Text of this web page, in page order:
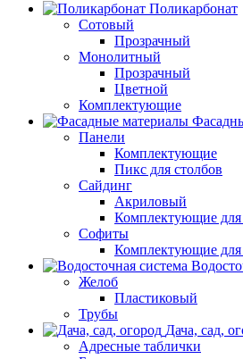
Поликарбонат
Сотовый
Прозрачный
Монолитный
Прозрачный
Цветной
Комплектующие
Панели
Комплектующие
Пикс для столбов
Сайдинг
Акриловый
Комплектующие для
Софиты
Комплектующие для
Желоб
Пластиковый
Трубы
Дача, сад,
Адресные таблички